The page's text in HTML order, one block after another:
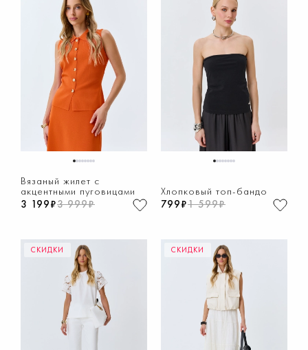
12345678
Вязаный жилет с
акцентными пуговицами
3 199₽3 999₽
12345678
Хлопковый топ-бандо
799₽1 599₽
СКИДКИ СКИДКИ